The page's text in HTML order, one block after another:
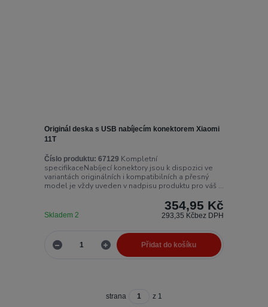
Originál deska s USB nabíjecím konektorem Xiaomi
11T
Číslo produktu: 67129 Kompletní
specifikaceNabíjecí konektory jsou k dispozici ve
variantách originálních i kompatibilních a přesný
model je vždy uveden v nadpisu produktu pro váš ...
354,95 Kč
293,35 Kčbez DPH
Skladem 2
Přidat do košíku
strana z 1